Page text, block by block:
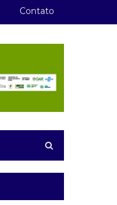
Contato